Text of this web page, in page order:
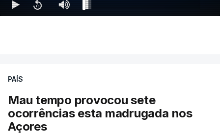
PAÍS
Mau tempo provocou sete
ocorrências esta madrugada nos
Açores